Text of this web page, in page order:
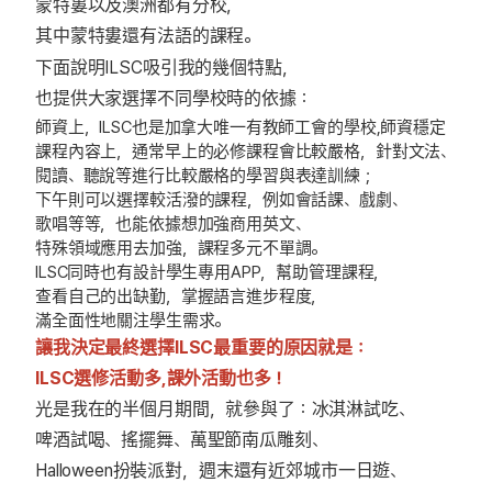
蒙特婁以及澳洲都有分校，
其中蒙特婁還有法語的課程。
下面說明ILSC吸引我的幾個特點，
也提供大家選擇不同學校時的依據：
師資上，ILSC也是加拿大唯一有教師工會的學校,師資穩定
課程內容上，通常早上的必修課程會比較嚴格，針對文法、
閱讀、聽說等進行比較嚴格的學習與表達訓練；
下午則可以選擇較活潑的課程，例如會話課、戲劇、
歌唱等等，也能依據想加強商用英文、
特殊領域應用去加強，課程多元不單調。
ILSC同時也有設計學生專用APP，幫助管理課程，
查看自己的出缺勤，掌握語言進步程度，
滿全面性地關注學生需求。
讓我決定最終選擇ILSC最重要的原因就是：
ILSC選修活動多,課外活動也多！
光是我在的半個月期間，就參與了：冰淇淋試吃、
啤酒試喝、搖擺舞、萬聖節南瓜雕刻、
Halloween扮裝派對，週末還有近郊城市一日遊、